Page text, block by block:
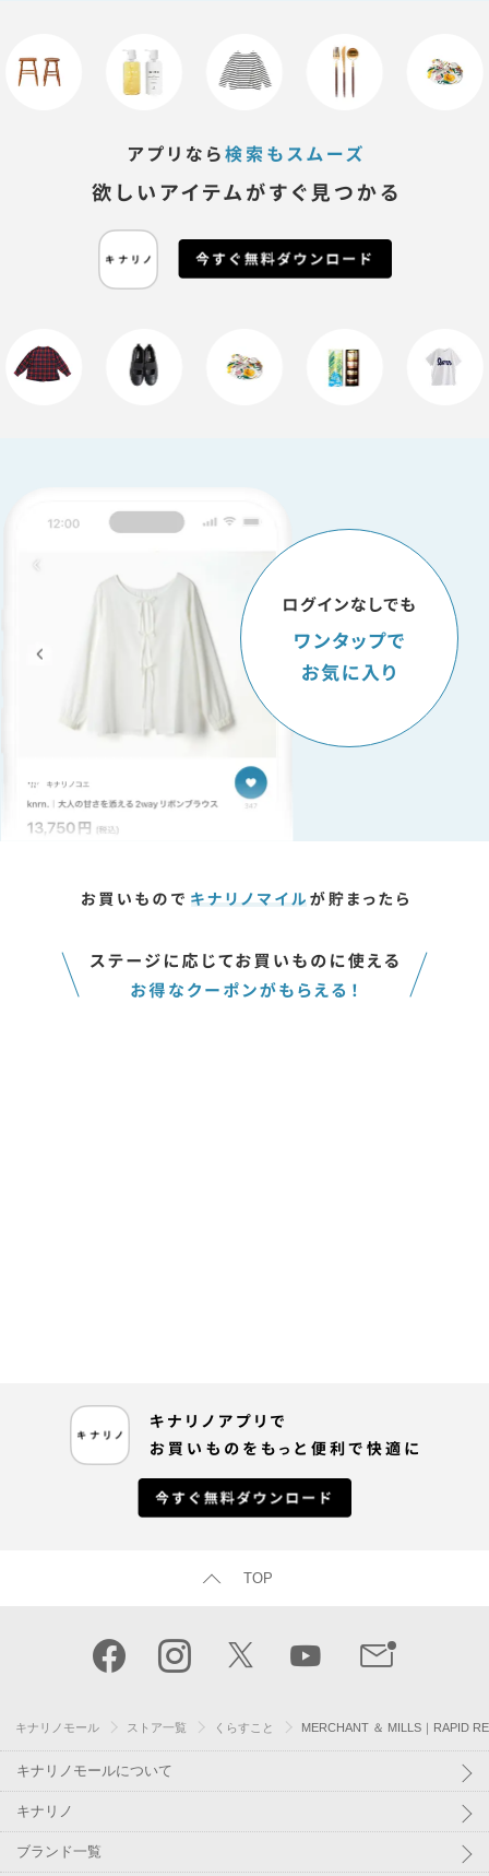
TOP
キナリノモール ストア一覧 くらすこと MERCHANT ＆ MILLS｜RAPID
キナリノモールについて
キナリノ
ブランド一覧